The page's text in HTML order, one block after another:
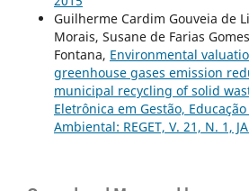
Guilherme Cardim Gouveia de
Morais, Susane de Farias
Fontana, Environmental
greenhouse gases emission
municipal recycling of solid
Eletrônica em Gestão,
Ambiental: REGET, V. 21, N. 1,